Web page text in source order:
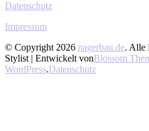
Datenschutz
Impressum
© Copyright 2026 nagerbau.de. Alle
Stylist | Entwickelt vonBlossom
WordPress.Datenschutz